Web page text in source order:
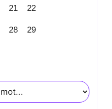
21 22
28 29